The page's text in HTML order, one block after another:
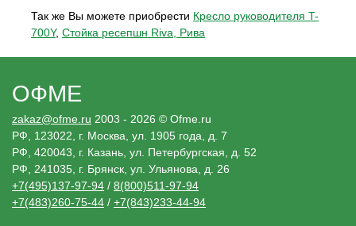
Так же Вы можете приобрести Кресло руководителя T-
700Y, Стойка ресепшн Riva, Рива
ОФМЕ
zakaz@ofme.ru 2003 - 2026 © Ofme.ru
РФ, 123022, г. Москва, ул. 1905 года, д. 7
РФ, 420043, г. Казань, ул. Петербургская, д. 52
РФ, 241035, г. Брянск, ул. Ульянова, д. 26
+7(495)137-97-94 / 8(800)511-97-94
+7(483)260-75-44 / +7(843)233-44-94